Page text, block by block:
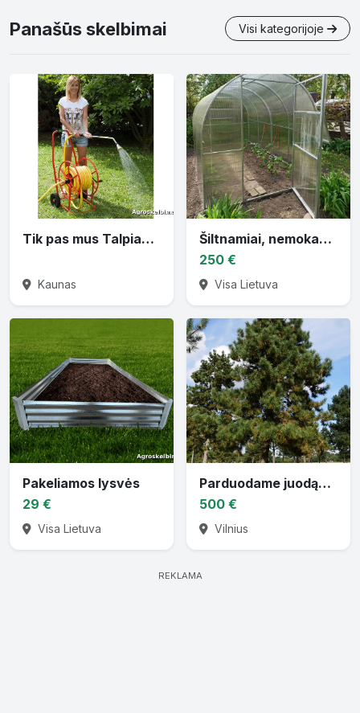
Panašūs skelbimai Visi kategorijoje
Tik pas mus Talpiausios ritės vandens žarnai
Kaunas
Šiltnamiai, nemokamai pristatom
250 €
Visa Lietuva
Pakeliamos lysvės
29 €
Visa Lietuva
Parduodame juodąsias pušis
500 €
Vilnius
REKLAMA